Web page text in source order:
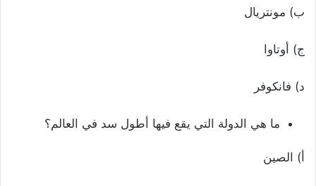
ب) مونتريال
ج) أوتاوا
د) فانكوفر
ما هي الدولة التي يقع فيها أطول سد في العالم؟
أ) الصين